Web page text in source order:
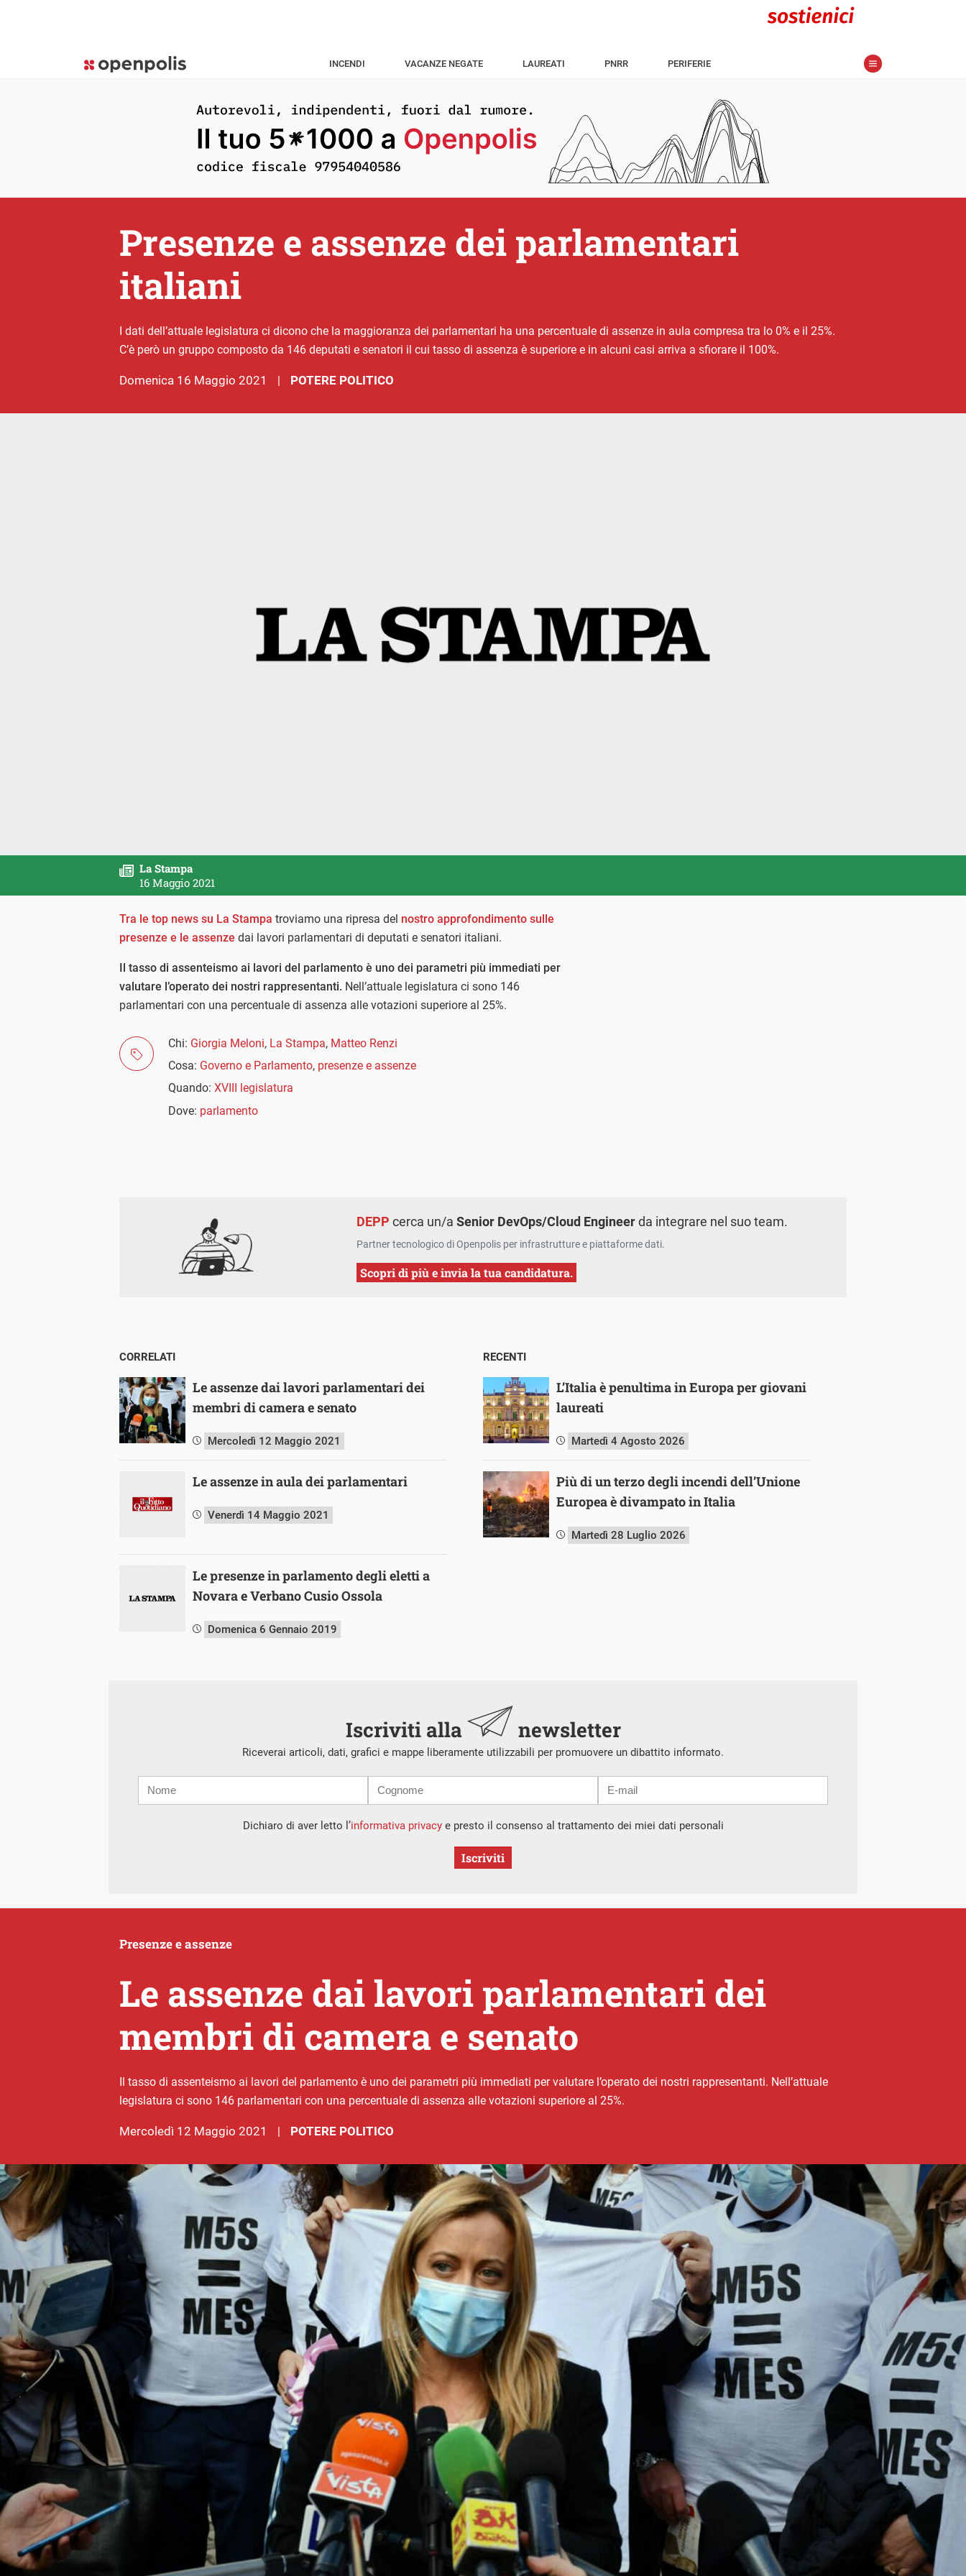
INCENDI VACANZE NEGATE LAUREATI PNRR PERIFERIE
Presenze e assenze dei parlamentari
italiani
I dati dell’attuale legislatura ci dicono che la maggioranza dei parlamentari ha una percentuale di assenze in aula compresa tra lo 0% e il 25%.
C’è però un gruppo composto da 146 deputati e senatori il cui tasso di assenza è superiore e in alcuni casi arriva a sfiorare il 100%.
domenica 16 Maggio 2021 | POTERE POLITICO
La Stampa
16 Maggio 2021
Tra le top news su La Stampa troviamo una ripresa del nostro approfondimento sulle
presenze e le assenze dai lavori parlamentari di deputati e senatori italiani.
Il tasso di assenteismo ai lavori del parlamento è uno dei parametri più immediati per
valutare l’operato dei nostri rappresentanti. Nell’attuale legislatura ci sono 146
parlamentari con una percentuale di assenza alle votazioni superiore al 25%.
Chi: Giorgia Meloni, La Stampa, Matteo Renzi
Cosa: Governo e Parlamento, presenze e assenze
Quando: XVIII legislatura
Dove: parlamento
DEPP cerca un/aSenior DevOps/Cloud Engineerda integrare nel suo team.
Partner tecnologico di Openpolis per infrastrutture e piattaforme dati.
Scopri di più e invia la tua candidatura.
CORRELATI
Le assenze dai lavori parlamentari dei
membri di camera e senato
Mercoledì 12 Maggio 2021
Le assenze in aula dei parlamentari
Venerdì 14 Maggio 2021
Le presenze in parlamento degli eletti a
Novara e Verbano Cusio Ossola
Domenica 6 Gennaio 2019
RECENTI
L’Italia è penultima in Europa per giovani
laureati
Martedì 4 Agosto 2026
Più di un terzo degli incendi dell’Unione
Europea è divampato in Italia
Martedì 28 Luglio 2026
Iscriviti alla newsletter
Riceverai articoli, dati, grafici e mappe liberamente utilizzabili per promuovere un dibattito informato.
mail
Dichiaro di aver letto l’informativa privacye presto il consenso al trattamento dei miei dati personali
Iscriviti
Le assenze dai lavori parlamentari dei
membri di camera e senato
Presenze e assenze
Il tasso di assenteismo ai lavori del parlamento è uno dei parametri più immediati per valutare l’operato dei nostri rappresentanti. Nell’attuale
legislatura ci sono 146 parlamentari con una percentuale di assenza alle votazioni superiore al 25%.
mercoledì 12 Maggio 2021 | POTERE POLITICO